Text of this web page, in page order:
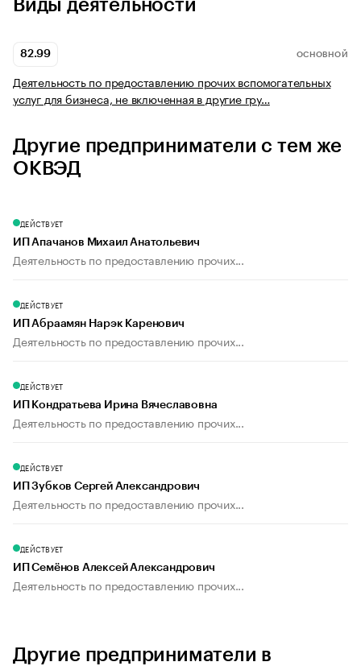
Виды деятельности
82.99 ОСНОВНОЙ
Деятельность по предоставлению прочих вспомогательных
услуг для бизнеса, не включенная в другие гру…
Другие предприниматели с тем же
ОКВЭД
ДЕЙСТВУЕТ
ИП Апачанов Михаил Анатольевич
Деятельность по предоставлению прочих...
ДЕЙСТВУЕТ
ИП Абраамян Нарэк Каренович
Деятельность по предоставлению прочих...
ДЕЙСТВУЕТ
ИП Кондратьева Ирина Вячеславовна
Деятельность по предоставлению прочих...
ДЕЙСТВУЕТ
ИП Зубков Сергей Александрович
Деятельность по предоставлению прочих...
ДЕЙСТВУЕТ
ИП Семёнов Алексей Александрович
Деятельность по предоставлению прочих...
Другие предприниматели в